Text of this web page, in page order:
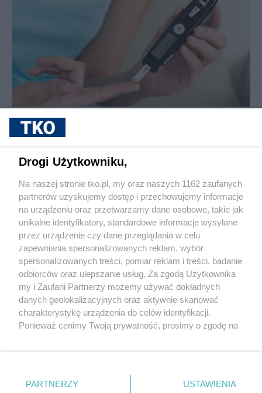
sponsorowane
Cukrzyca – cicha epidemia, która
możliwości leczenia i rosnąca rola
Pokaż więcej
Reklama Tematy Archiwum artykułów
Drogi Użytkowniku,
Na naszej stronie tko.pl, my oraz naszych 1162 zaufanych
partnerów uzyskujemy dostęp i przechowujemy informacje
na urządzeniu oraz przetwarzamy dane osobowe, takie jak
unikalne identyfikatory, standardowe informacje wysyłane
przez urządzenie czy dane przeglądania w celu
zapewniania spersonalizowanych reklam, wybór
spersonalizowanych treści, pomiar reklam i treści, badanie
odbiorców oraz ulepszanie usług. Za zgodą Użytkownika
my i Zaufani Partnerzy możemy używać dokładnych
danych geolokalizacyjnych oraz aktywnie skanować
charakterystykę urządzenia do celów identyfikacji.
Ponieważ cenimy Twoją prywatność, prosimy o zgodę na
znajdujący się w lewym dolnym rogu strony
. Niektóre
PARTNERZY USTAWIENIA